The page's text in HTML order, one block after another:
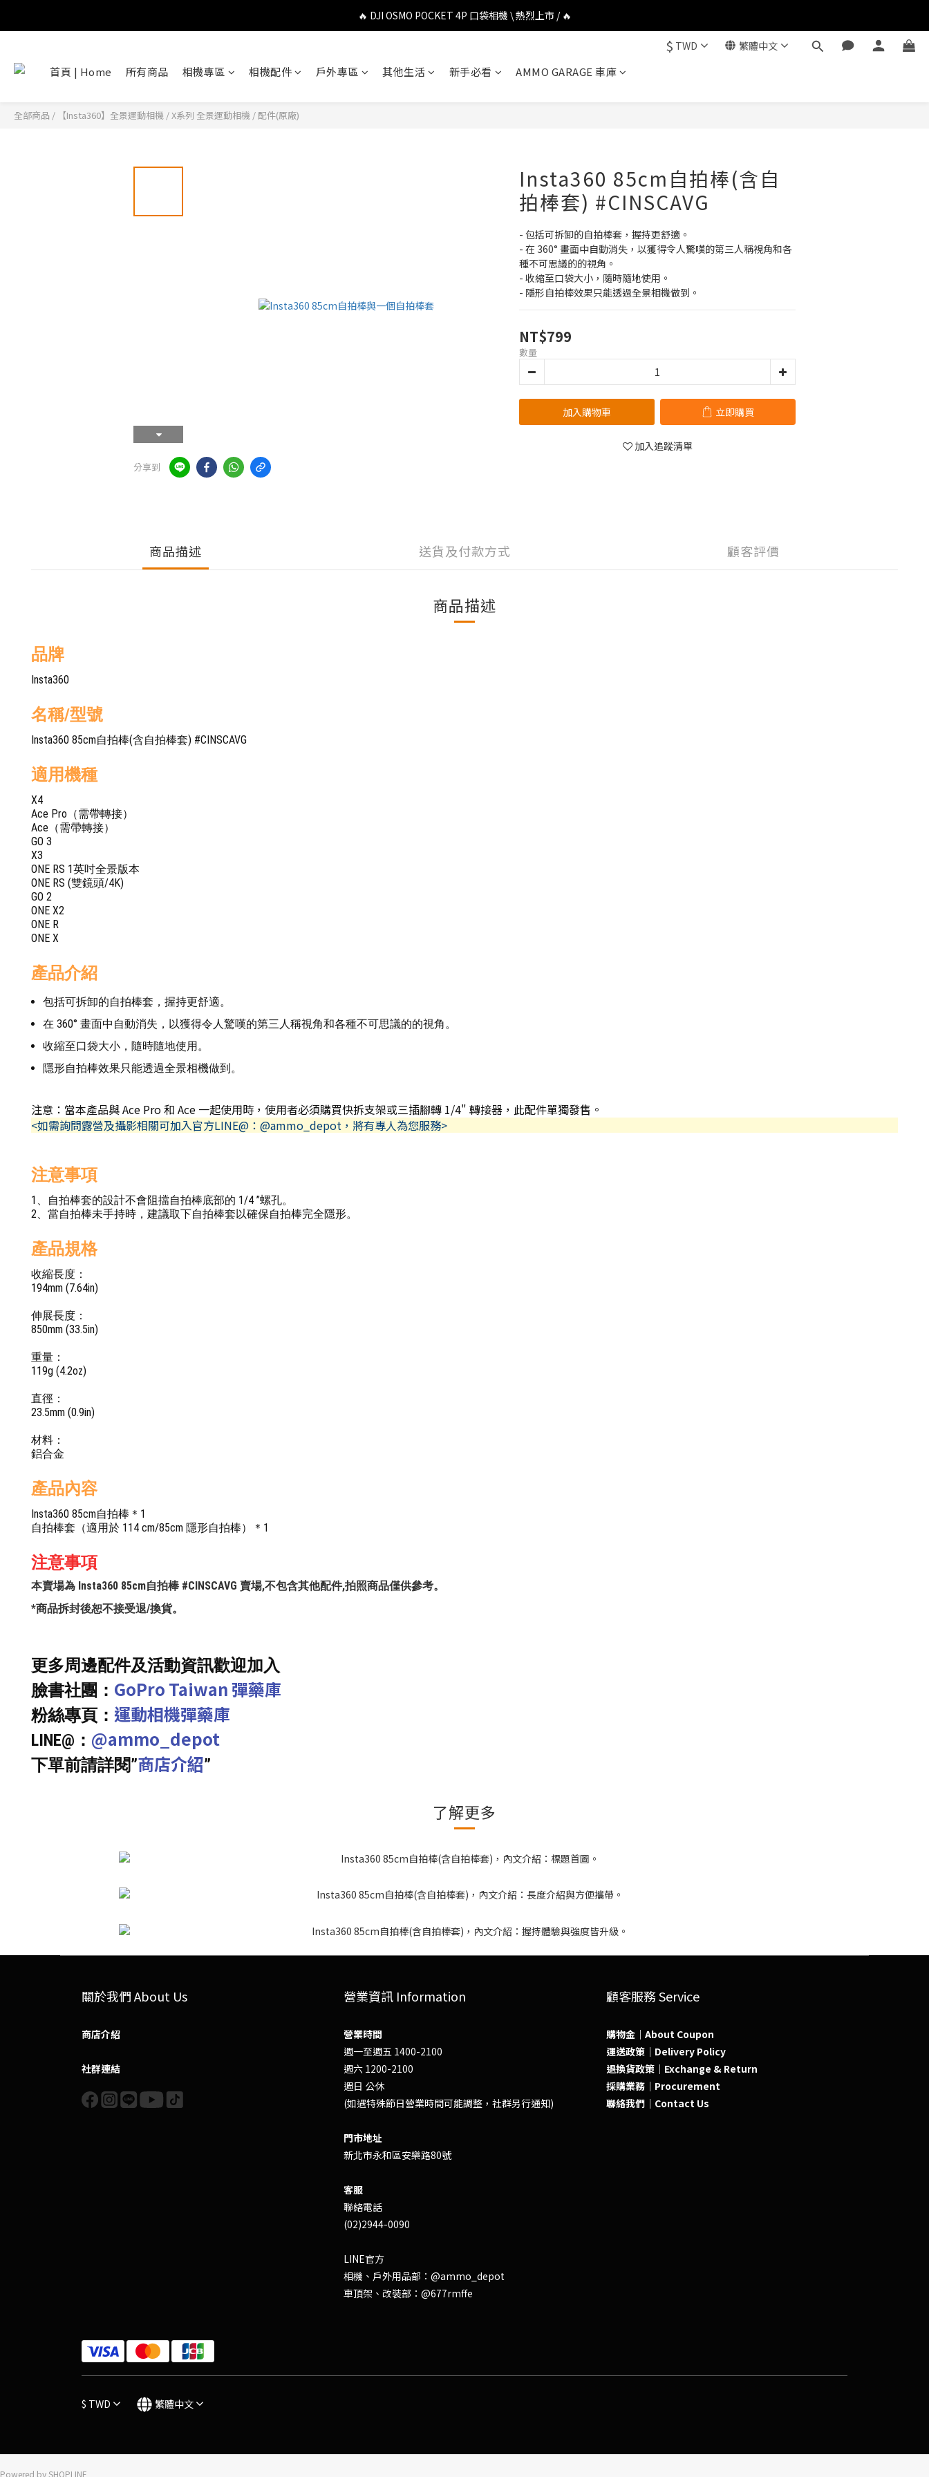
🔥 DJI OSMO POCKET 4P 口袋相機 \ 熱烈上市 / 🔥
🔥 DJI OSMO POCKET 4P 口袋相機 \ 熱烈上市 / 🔥
🔥 Insta360 GO Ultra Hello Kitty 聯名限定套裝 \ 時尚上市 / 🔥
$ TWD 繁體中文
首頁 | Home 所有商品 相機專區 相機配件 戶外專區 其他生活 新手必看 AMMO GARAGE 車庫
全部商品 / 【Insta360】全景運動相機 /X系列 全景運動相機 /配件(原廠)
分享到
Insta360 85cm自拍棒(含自
拍棒套) #CINSCAVG
- 包括可拆卸的自拍棒套，握持更舒適。
- 在 360° 畫面中自動消失，以獲得令人驚嘆的第三人稱視角和各
種不可思議的的視角。
- 收縮至口袋大小，隨時隨地使用。
- 隱形自拍棒效果只能透過全景相機做到。
NT$799
數量
加入購物車 立即購買
加入追蹤清單
商品描述 送貨及付款方式 顧客評價
商品描述
品牌
Insta360
名稱/型號
Insta360 85cm自拍棒(含自拍棒套) #CINSCAVG
適用機種
X4
Ace Pro（需帶轉接）
Ace（需帶轉接）
GO 3
X3
ONE RS 1英吋全景版本
ONE RS (雙鏡頭/4K)
GO 2
ONE X2
ONE R
ONE X
產品介紹
包括可拆卸的自拍棒套，握持更舒適。
在 360° 畫面中自動消失，以獲得令人驚嘆的第三人稱視角和各種不可思議的的視角。
收縮至口袋大小，隨時隨地使用。
隱形自拍棒效果只能透過全景相機做到。
注意：當本產品與 Ace Pro 和 Ace 一起使用時，使用者必須購買快拆支架或三插腳轉 1/4" 轉接器，此配件單獨發售。
<如需詢問露營及攝影相關可加入官方LINE@：@ammo_depot，將有專人為您服務>
注意事項
1、自拍棒套的設計不會阻擋自拍棒底部的 1/4 ”螺孔。
2、當自拍棒未手持時，建議取下自拍棒套以確保自拍棒完全隱形。
產品規格
收縮長度：
194mm (7.64in)
伸展長度：
850mm (33.5in)
重量：
119g (4.2oz)
直徑：
23.5mm (0.9in)
材料：
鋁合金
產品內容
Insta360 85cm自拍棒＊1
自拍棒套（適用於 114 cm/85cm 隱形自拍棒）＊1
注意事項
本賣場為 Insta360 85cm自拍棒 #CINSCAVG 賣場,不包含其他配件,拍照商品僅供參考。
*商品拆封後恕不接受退/換貨。
更多周邊配件及活動資訊歡迎加入
臉書社團： GoPro Taiwan 彈藥庫
粉絲專頁： 運動相機彈藥庫
LINE@： @ammo_depot
下單前請詳閱”商店介紹”
了解更多
關於我們 About Us
商店介紹
社群連結
營業資訊 Information
營業時間
週一至週五 1400-2100
週六 1200-2100
週日 公休
(如遇特殊節日營業時間可能調整，社群另行通知)
門市地址
新北市永和區安樂路80號
客服
聯絡電話
(02)2944-0090
LINE官方
相機、戶外用品部：@ammo_depot
車頂架、改裝部：@677rmffe
顧客服務 Service
購物金｜About Coupon
運送政策｜Delivery Policy
退換貨政策｜Exchange & Return
採購業務｜Procurement
聯絡我們｜Contact Us
$ TWD 繁體中文
Powered by SHOPLINE